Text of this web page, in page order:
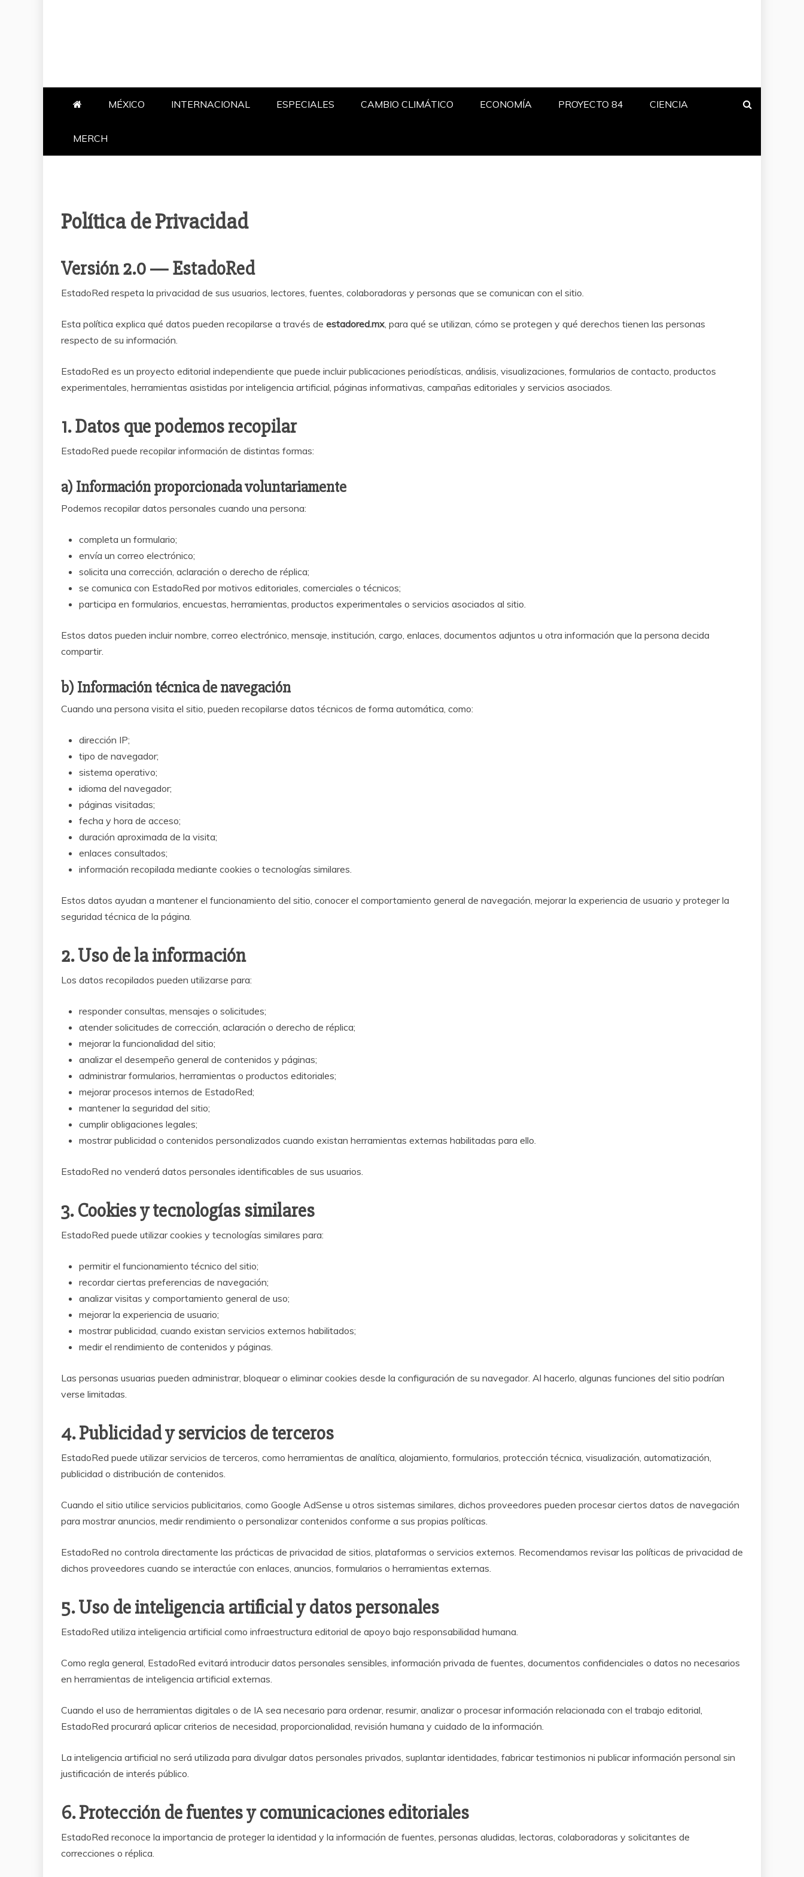
MÉXICO INTERNACIONAL ESPECIALES CAMBIO CLIMÁTICO ECONOMÍA PROYECTO 84 CIENCIA
MERCH
Política de Privacidad
Versión 2.0 — EstadoRed
EstadoRed respeta la privacidad de sus usuarios, lectores, fuentes, colaboradoras y personas que se comunican con el sitio.
Esta política explica qué datos pueden recopilarse a través de estadored.mx, para qué se utilizan, cómo se protegen y qué derechos tienen las personas
respecto de su información.
EstadoRed es un proyecto editorial independiente que puede incluir publicaciones periodísticas, análisis, visualizaciones, formularios de contacto, productos
experimentales, herramientas asistidas por inteligencia artificial, páginas informativas, campañas editoriales y servicios asociados.
1. Datos que podemos recopilar
EstadoRed puede recopilar información de distintas formas:
a) Información proporcionada voluntariamente
Podemos recopilar datos personales cuando una persona:
completa un formulario;
envía un correo electrónico;
solicita una corrección, aclaración o derecho de réplica;
se comunica con EstadoRed por motivos editoriales, comerciales o técnicos;
participa en formularios, encuestas, herramientas, productos experimentales o servicios asociados al sitio.
Estos datos pueden incluir nombre, correo electrónico, mensaje, institución, cargo, enlaces, documentos adjuntos u otra información que la persona decida
compartir.
b) Información técnica de navegación
Cuando una persona visita el sitio, pueden recopilarse datos técnicos de forma automática, como:
dirección IP;
tipo de navegador;
sistema operativo;
idioma del navegador;
páginas visitadas;
fecha y hora de acceso;
duración aproximada de la visita;
enlaces consultados;
información recopilada mediante cookies o tecnologías similares.
Estos datos ayudan a mantener el funcionamiento del sitio, conocer el comportamiento general de navegación, mejorar la experiencia de usuario y proteger la
seguridad técnica de la página.
2. Uso de la información
Los datos recopilados pueden utilizarse para:
responder consultas, mensajes o solicitudes;
atender solicitudes de corrección, aclaración o derecho de réplica;
mejorar la funcionalidad del sitio;
analizar el desempeño general de contenidos y páginas;
administrar formularios, herramientas o productos editoriales;
mejorar procesos internos de EstadoRed;
mantener la seguridad del sitio;
cumplir obligaciones legales;
mostrar publicidad o contenidos personalizados cuando existan herramientas externas habilitadas para ello.
EstadoRed no venderá datos personales identificables de sus usuarios.
3. Cookies y tecnologías similares
EstadoRed puede utilizar cookies y tecnologías similares para:
permitir el funcionamiento técnico del sitio;
recordar ciertas preferencias de navegación;
analizar visitas y comportamiento general de uso;
mejorar la experiencia de usuario;
mostrar publicidad, cuando existan servicios externos habilitados;
medir el rendimiento de contenidos y páginas.
Las personas usuarias pueden administrar, bloquear o eliminar cookies desde la configuración de su navegador. Al hacerlo, algunas funciones del sitio podrían
verse limitadas.
4. Publicidad y servicios de terceros
EstadoRed puede utilizar servicios de terceros, como herramientas de analítica, alojamiento, formularios, protección técnica, visualización, automatización,
publicidad o distribución de contenidos.
Cuando el sitio utilice servicios publicitarios, como Google AdSense u otros sistemas similares, dichos proveedores pueden procesar ciertos datos de navegación
para mostrar anuncios, medir rendimiento o personalizar contenidos conforme a sus propias políticas.
EstadoRed no controla directamente las prácticas de privacidad de sitios, plataformas o servicios externos. Recomendamos revisar las políticas de privacidad de
dichos proveedores cuando se interactúe con enlaces, anuncios, formularios o herramientas externas.
5. Uso de inteligencia artificial y datos personales
EstadoRed utiliza inteligencia artificial como infraestructura editorial de apoyo bajo responsabilidad humana.
Como regla general, EstadoRed evitará introducir datos personales sensibles, información privada de fuentes, documentos confidenciales o datos no necesarios
en herramientas de inteligencia artificial externas.
Cuando el uso de herramientas digitales o de IA sea necesario para ordenar, resumir, analizar o procesar información relacionada con el trabajo editorial,
EstadoRed procurará aplicar criterios de necesidad, proporcionalidad, revisión humana y cuidado de la información.
La inteligencia artificial no será utilizada para divulgar datos personales privados, suplantar identidades, fabricar testimonios ni publicar información personal sin
justificación de interés público.
6. Protección de fuentes y comunicaciones editoriales
EstadoRed reconoce la importancia de proteger la identidad y la información de fuentes, personas aludidas, lectoras, colaboradoras y solicitantes de
correcciones o réplica.